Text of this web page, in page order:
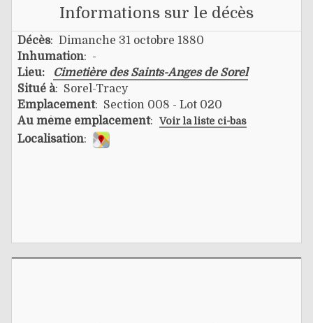
Informations sur le décès
Décès: Dimanche 31 octobre 1880
Inhumation: -
Lieu:
Cimetière des Saints-Anges de Sorel
Situé à: Sorel-Tracy
Emplacement: Section 008 - Lot 020
Au même emplacement: Voir la liste ci-bas
Localisation: